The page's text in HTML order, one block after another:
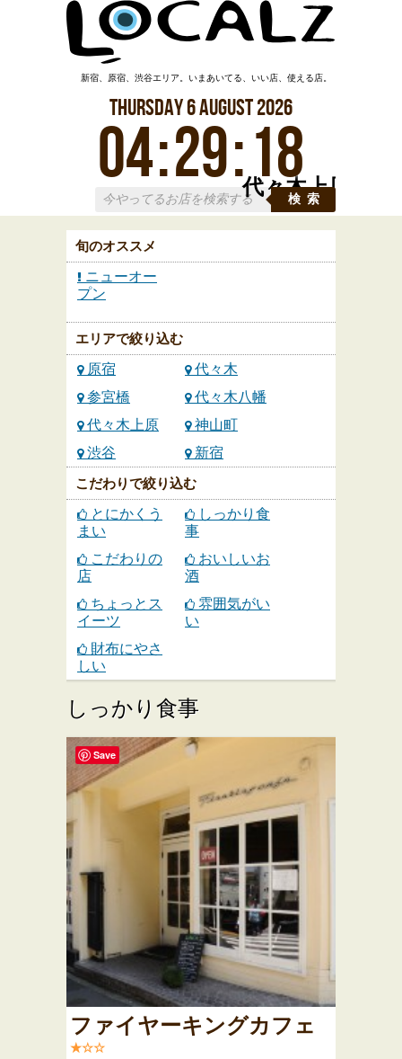
代々木上原
新宿、原宿、渋谷エリア。いまあいてる、いい店、使える店。
Thursday6August2026
04:29:18
検索
旬のオススメ
ニューオー
プン
エリアで絞り込む
原宿
代々木
参宮橋
代々木八幡
代々木上原
神山町
渋谷
新宿
こだわりで絞り込む
とにかくう
まい
しっかり食
事
こだわりの
店
おいしいお
酒
ちょっとス
イーツ
雰囲気がい
い
財布にやさ
しい
しっかり食事
ファイヤーキングカフェ
★☆☆
Save